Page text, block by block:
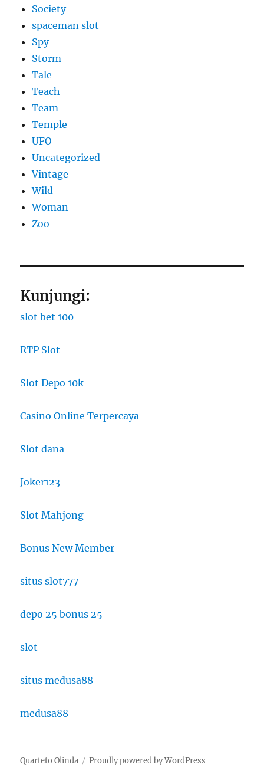
Society
spaceman slot
Spy
Storm
Tale
Teach
Team
Temple
UFO
Uncategorized
Vintage
Wild
Woman
Zoo
Kunjungi:
slot bet 100
RTP Slot
Slot Depo 10k
Casino Online Terpercaya
Slot dana
Joker123
Slot Mahjong
Bonus New Member
situs slot777
depo 25 bonus 25
slot
situs medusa88
medusa88
Quarteto Olinda Proudly powered by WordPress